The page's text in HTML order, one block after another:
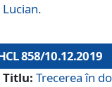
Lucian.
858/10.12.2019
Titlu: Trecerea în